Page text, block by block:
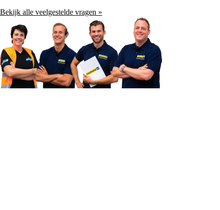
Bekijk alle veelgestelde vragen »